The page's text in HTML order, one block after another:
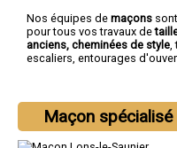
Nos équipes de maçons
pour tous vos travaux de
anciens, cheminées de style
escaliers, entourages
Maçon